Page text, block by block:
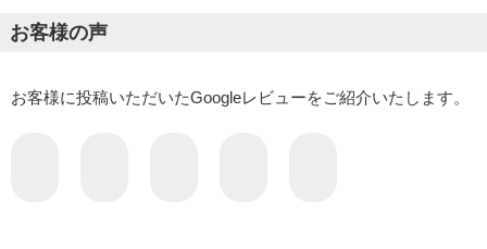
お客様の声
お客様に投稿いただいたGoogleレビューをご紹介いたします。